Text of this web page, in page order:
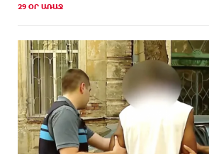
29 ՕՐ ԱՌԱՋ